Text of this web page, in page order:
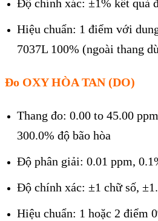
Độ chính xác: ±1% kết quả
Hiệu chuẩn: 1 điểm với
7037L 100% (ngoài thang
Đo OXY HÒA TAN (DO)
Thang đo: 0.00 to 45.00
300.0% độ bão hòa
Độ phân giải: 0.01 ppm,
Độ chính xác: ±1 chữ số,
Hiệu chuẩn: 1 hoặc 2 điểm